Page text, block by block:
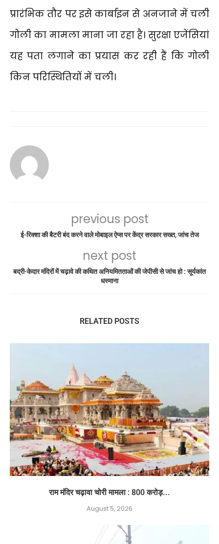
प्रारंभिक तौर पर इसे कार्बाइन से अनजाने में चली
गोली का मामला माना जा रहा है। सुरक्षा एजेंसियां
यह पता लगाने का प्रयास कर रही हैं कि गोली
किन परिस्थितियों में चली।
previous post
ई-रिक्शा की बैटरी बंद करने वाले मोबाइल ऐप्स पर केंद्र सरकार सख्त, जांच तेज
next post
बद्री-केदार मंदिरों में चढ़ावे की कथित अनियमितताओं की जेपीसी से जांच हो : सूर्यकांत
धस्माना
RELATED POSTS
राम मंदिर चढ़ावा चोरी मामला : 800 करोड़...
August 5, 2026